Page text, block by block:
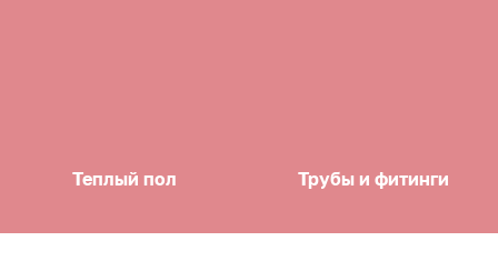
Теплый пол Трубы и фитинги